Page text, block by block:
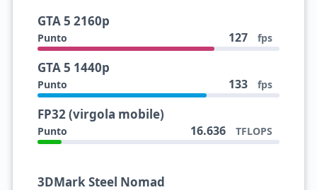
GTA 5 2160p
Punto 127 fps
GTA 5 1440p
Punto 133 fps
FP32 (virgola mobile)
Punto 16.636 TFLOPS
3DMark Steel Nomad